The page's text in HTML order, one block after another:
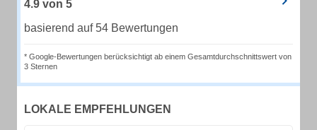
4.9 von 5
basierend auf 54 Bewertungen
* Google-Bewertungen berücksichtigt ab einem Gesamtdurchschnittswert von
3 Sternen
LOKALE EMPFEHLUNGEN